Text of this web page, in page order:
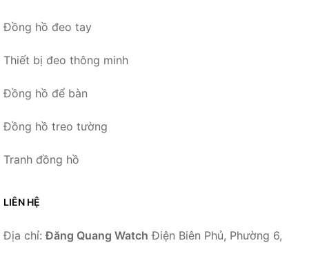
Đồng hồ đeo tay
Thiết bị đeo thông minh
Đồng hồ để bàn
Đồng hồ treo tường
Tranh đồng hồ
LIÊN HỆ
Địa chỉ:Đăng Quang Watch Điện Biên Phủ, Phường 6,